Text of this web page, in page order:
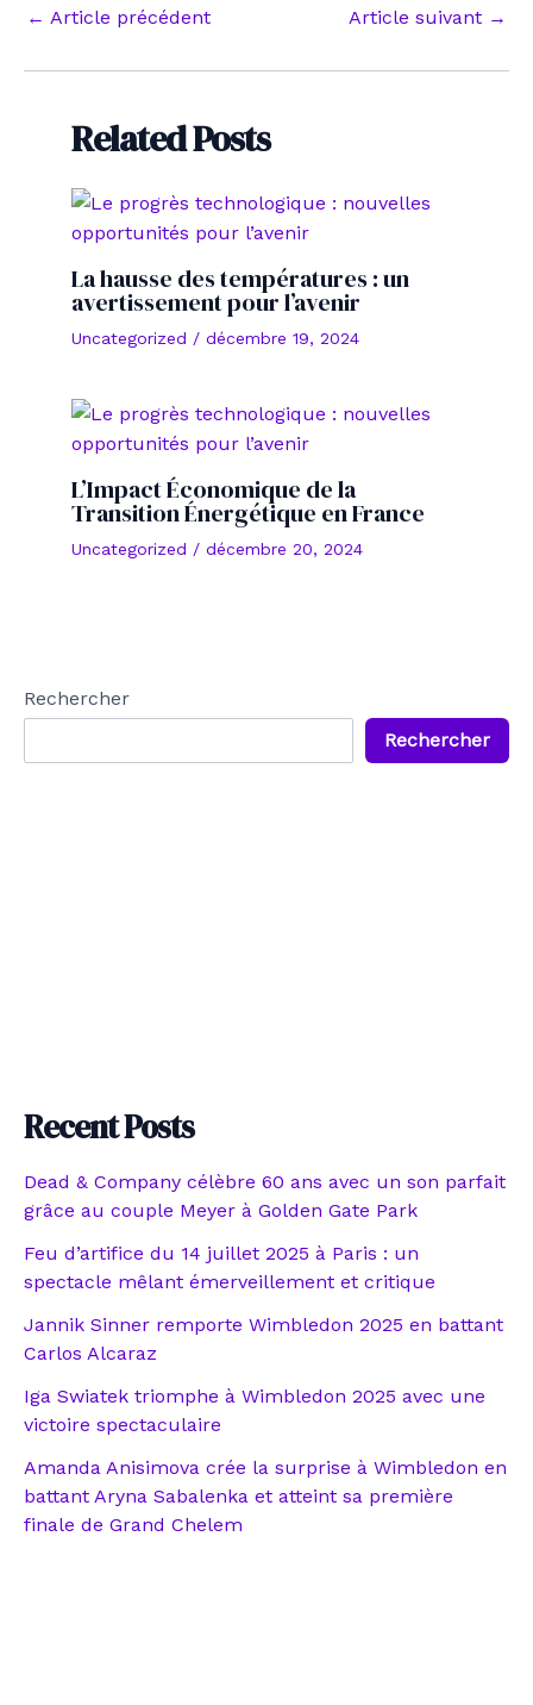
Navigation
articles
← Article précédent Article suivant →
Related Posts
La hausse des températures : un
avertissement pour l’avenir
Uncategorized / décembre 19, 2024
L’Impact Économique de la
Transition Énergétique en France
Uncategorized / décembre 20, 2024
Rechercher
Rechercher
Recent Posts
Dead & Company célèbre 60 ans avec un son parfait
grâce au couple Meyer à Golden Gate Park
Feu d’artifice du 14 juillet 2025 à Paris : un
spectacle mêlant émerveillement et critique
Jannik Sinner remporte Wimbledon 2025 en battant
Carlos Alcaraz
Iga Swiatek triomphe à Wimbledon 2025 avec une
victoire spectaculaire
Amanda Anisimova crée la surprise à Wimbledon en
battant Aryna Sabalenka et atteint sa première
finale de Grand Chelem